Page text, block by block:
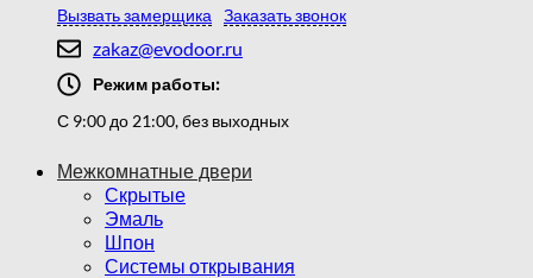
Вызвать замерщика Заказать звонок
zakaz@evodoor.ru
Режим работы:
С 9:00 до 21:00, без выходных
Межкомнатные двери
Скрытые
Эмаль
Шпон
Системы открывания